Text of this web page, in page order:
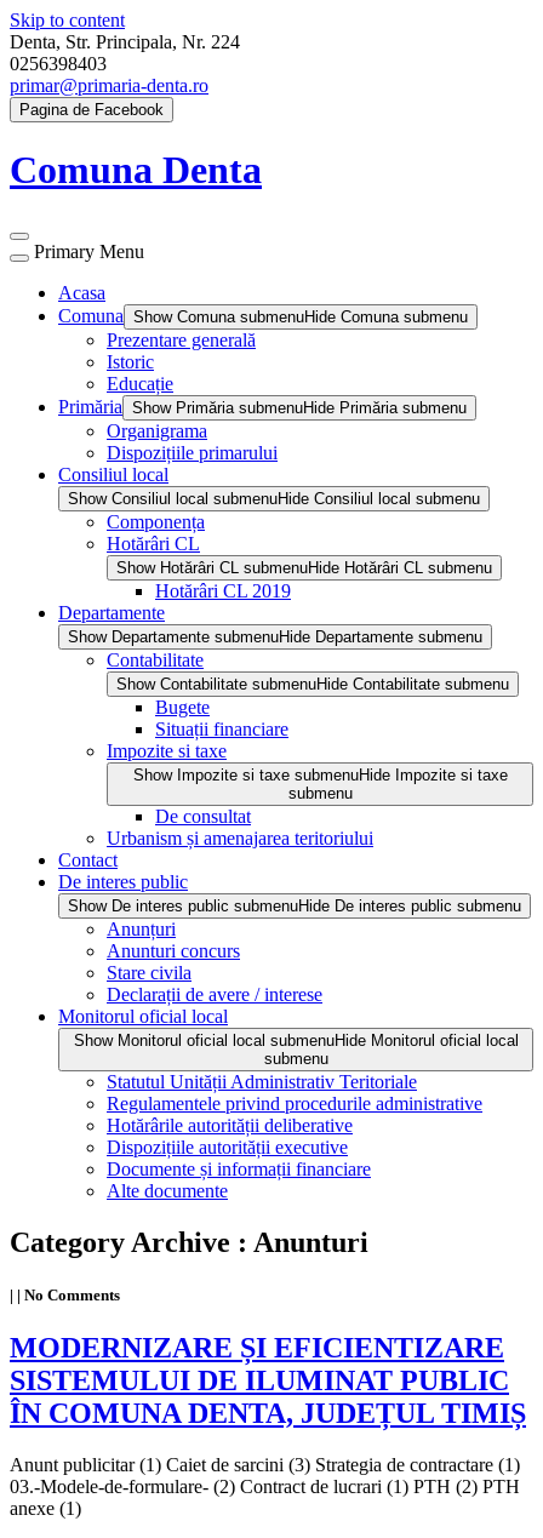
Skip to content
Denta, Str. Principala, Nr. 224
0256398403
primar@primaria-denta.ro
Pagina de Facebook
Comuna Denta
Primary Menu
Acasa
Comuna Show Comuna submenuHide Comuna submenu
Prezentare generală
Istoric
Educație
Primăria Show Primăria submenuHide Primăria submenu
Organigrama
Dispozițiile primarului
Consiliul local
Show Consiliul local submenuHide Consiliul local submenu
Componența
Hotărâri CL
Show Hotărâri CL submenuHide Hotărâri CL submenu
Hotărâri CL 2019
Departamente
Show Departamente submenuHide Departamente submenu
Contabilitate
Show Contabilitate submenuHide Contabilitate submenu
Bugete
Situații financiare
Impozite si taxe
Show Impozite si taxe submenuHide Impozite si taxe
submenu
De consultat
Urbanism și amenajarea teritoriului
Contact
De interes public
Show De interes public submenuHide De interes public submenu
Anunțuri
Anunturi concurs
Stare civila
Declarații de avere / interese
Monitorul oficial local
Show Monitorul oficial local submenuHide Monitorul oficial local
submenu
Statutul Unității Administrativ Teritoriale
Regulamentele privind procedurile administrative
Hotărârile autorității deliberative
Dispozițiile autorității executive
Documente și informații financiare
Alte documente
Category Archive : Anunturi
| | No Comments
MODERNIZARE ȘI EFICIENTIZARE
SISTEMULUI DE ILUMINAT PUBLIC
ÎN COMUNA DENTA, JUDEȚUL TIMIȘ
Anunt publicitar (1) Caiet de sarcini (3) Strategia de contractare (1)
03.-Modele-de-formulare- (2) Contract de lucrari (1) PTH (2) PTH
anexe (1)